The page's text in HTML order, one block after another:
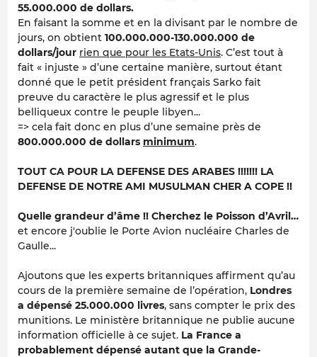
55.000.000 de dollars.
En faisant la somme et en la divisant par le nombre de
jours, on obtient 100.000.000-130.000.000 de
dollars/jour rien que pour les Etats-Unis. C’est tout à
fait « injuste » d’une certaine manière, surtout étant
donné que le petit président français Sarko fait
preuve du caractère le plus agressif et le plus
belliqueux contre le peuple libyen...
=> cela fait donc en plus d’une semaine près de
800.000.000 de dollars minimum.
TOUT CA POUR LA DEFENSE DES ARABES !!!!!!! LA
DEFENSE DE NOTRE AMI MUSULMAN CHER A COPE !!
Quelle grandeur d’âme !! Cherchez le Poisson d’Avril…
et encore j'oublie le Porte Avion nucléaire Charles de
Gaulle...
Ajoutons que les experts britanniques affirment qu’au
cours de la première semaine de l’opération, Londres
a dépensé 25.000.000 livres, sans compter le prix des
munitions. Le ministère britannique ne publie aucune
information officielle à ce sujet. La France a
probablement dépensé autant que la Grande-